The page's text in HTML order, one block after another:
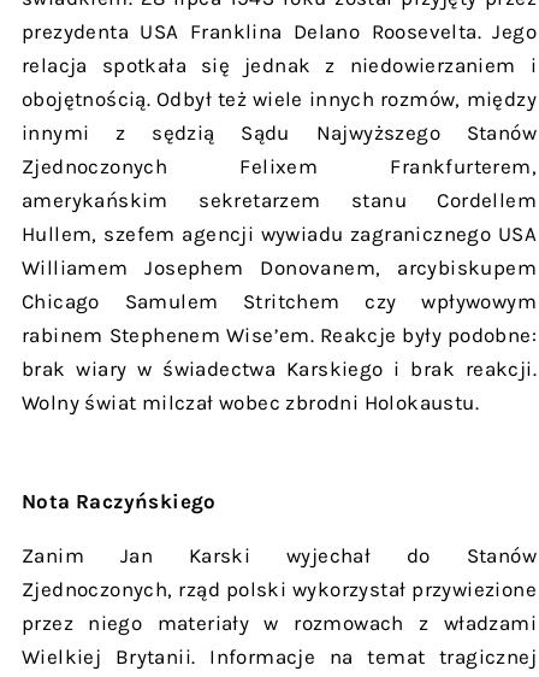
prezydenta USA Franklina Delano Roosevelta. Jego
relacja spotkała się jednak z niedowierzaniem i
obojętnością. Odbył też wiele innych rozmów, między
innymi z sędzią Sądu Najwyższego Stanów
Zjednoczonych Felixem Frankfurterem,
amerykańskim sekretarzem stanu Cordellem
Hullem, szefem agencji wywiadu zagranicznego USA
Williamem Josephem Donovanem, arcybiskupem
Chicago Samulem Stritchem czy wpływowym
rabinem Stephenem Wise’em. Reakcje były podobne:
brak wiary w świadectwa Karskiego i brak reakcji.
Wolny świat milczał wobec zbrodni Holokaustu.
Nota Raczyńskiego
Zanim Jan Karski wyjechał do Stanów
Zjednoczonych, rząd polski wykorzystał przywiezione
przez niego materiały w rozmowach z władzami
Wielkiej Brytanii. Informacje na temat tragicznej